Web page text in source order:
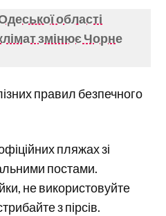
області
змінює Чорне
правил безпечного
пляжах зі
постами.
не використовуйте
з пірсів.